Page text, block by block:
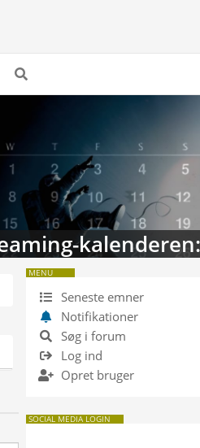
MENU
Seneste emner
Notifikationer
Søg i forum
Log ind
Opret bruger
SOCIAL MEDIA LOGIN